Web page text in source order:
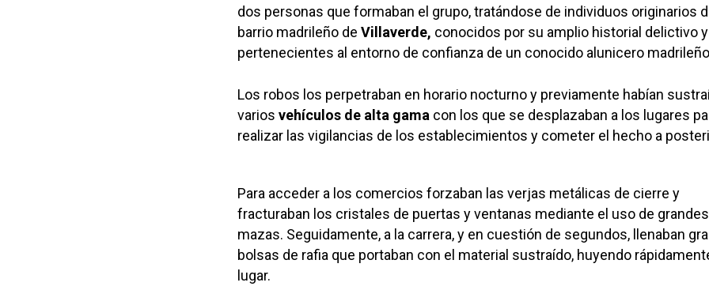
dos personas que formaban el grupo, tratándose de individuos originarios
barrio madrileño de Villaverde, conocidos por su amplio historial delictivo y
pertenecientes al entorno de confianza de un conocido alunicero
Los robos los perpetraban en horario nocturno y previamente habían
varios vehículos de alta gama con los que se desplazaban a los lugares
realizar las vigilancias de los establecimientos y cometer el hecho a
Para acceder a los comercios forzaban las verjas metálicas de cierre y
fracturaban los cristales de puertas y ventanas mediante el uso de grandes
mazas. Seguidamente, a la carrera, y en cuestión de segundos, llenaban
bolsas de rafia que portaban con el material sustraído, huyendo
lugar.